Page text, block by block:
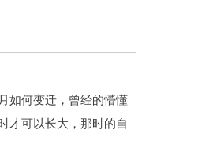
如何变迁，曾经的懵懂
可以长大，那时的自